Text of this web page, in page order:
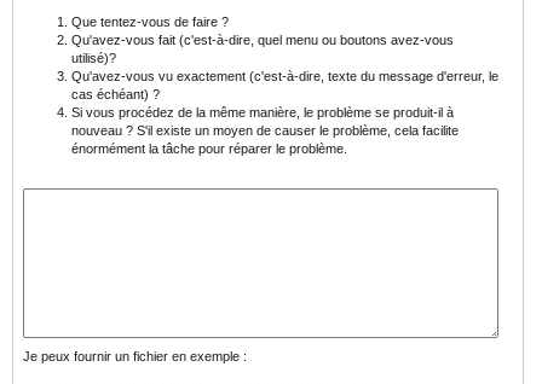
Que tentez-vous de faire ?
Qu'avez-vous fait (c'est-à-dire, quel menu ou boutons avez-vous
utilisé)?
Qu'avez-vous vu exactement (c'est-à-dire, texte du message d'erreur, le
cas échéant) ?
Si vous procédez de la même manière, le problème se produit-il à
nouveau ? S'il existe un moyen de causer le problème, cela facilite
énormément la tâche pour réparer le problème.
Je peux fournir un fichier en exemple :